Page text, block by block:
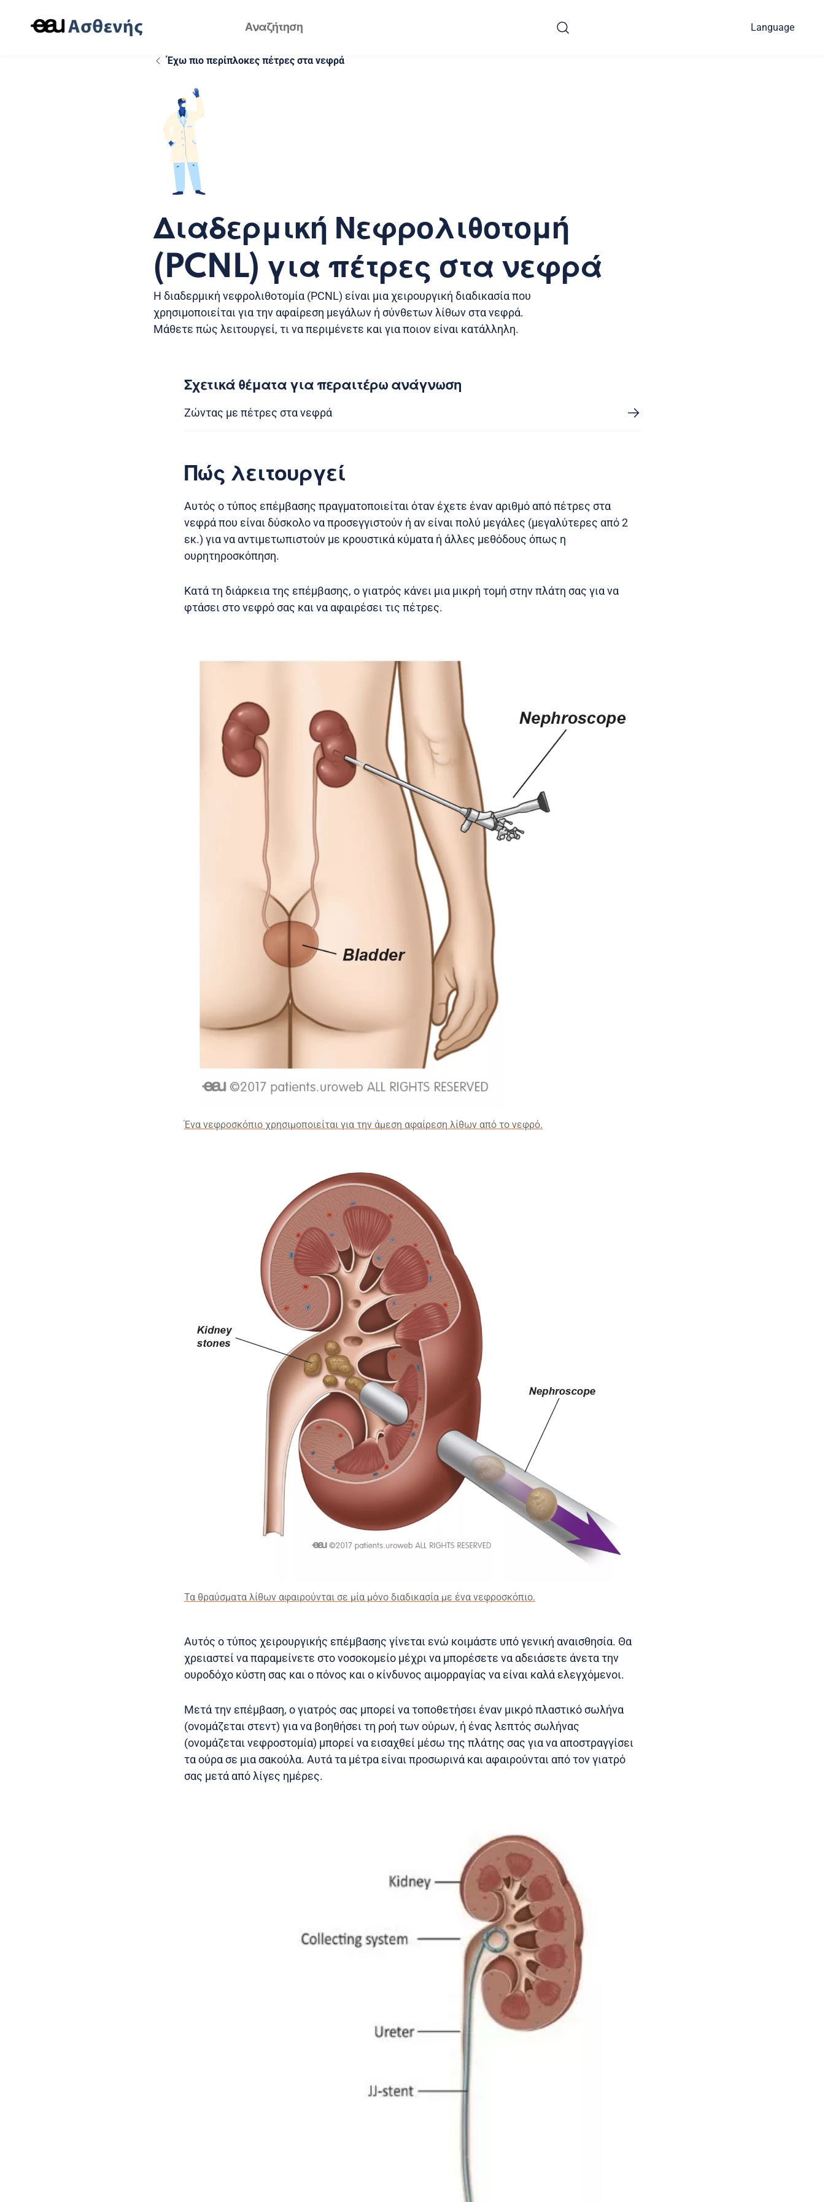
Language
Έχω πιο περίπλοκες πέτρες στα νεφρά
Διαδερμική Νεφρολιθοτομή
(PCNL) για πέτρες στα νεφρά
Η διαδερμική νεφρολιθοτομία (PCNL) είναι μια χειρουργική διαδικασία που
χρησιμοποιείται για την αφαίρεση μεγάλων ή σύνθετων λίθων στα νεφρά.
Μάθετε πώς λειτουργεί, τι να περιμένετε και για ποιον είναι κατάλληλη.
Σχετικά θέματα για περαιτέρω ανάγνωση
Ζώντας με πέτρες στα νεφρά
Πώς λειτουργεί
Αυτός ο τύπος επέμβασης πραγματοποιείται όταν έχετε έναν αριθμό από πέτρες στα
νεφρά που είναι δύσκολο να προσεγγιστούν ή αν είναι πολύ μεγάλες (μεγαλύτερες από 2
εκ.) για να αντιμετωπιστούν με κρουστικά κύματα ή άλλες μεθόδους όπως η
ουρητηροσκόπηση.
Κατά τη διάρκεια της επέμβασης, ο γιατρός κάνει μια μικρή τομή στην πλάτη σας για να
φτάσει στο νεφρό σας και να αφαιρέσει τις πέτρες.
Ένα νεφροσκόπιο χρησιμοποιείται για την άμεση αφαίρεση λίθων από το νεφρό.
Τα θραύσματα λίθων αφαιρούνται σε μία μόνο διαδικασία με ένα νεφροσκόπιο.
Αυτός ο τύπος χειρουργικής επέμβασης γίνεται ενώ κοιμάστε υπό γενική αναισθησία. Θα
χρειαστεί να παραμείνετε στο νοσοκομείο μέχρι να μπορέσετε να αδειάσετε άνετα την
ουροδόχο κύστη σας και ο πόνος και ο κίνδυνος αιμορραγίας να είναι καλά ελεγχόμενοι.
Μετά την επέμβαση, ο γιατρός σας μπορεί να τοποθετήσει έναν μικρό πλαστικό σωλήνα
(ονομάζεται στεντ) για να βοηθήσει τη ροή των ούρων, ή ένας λεπτός σωλήνας
(ονομάζεται νεφροστομία) μπορεί να εισαχθεί μέσω της πλάτης σας για να αποστραγγίσει
τα ούρα σε μια σακούλα. Αυτά τα μέτρα είναι προσωρινά και αφαιρούνται από τον γιατρό
σας μετά από λίγες ημέρες.